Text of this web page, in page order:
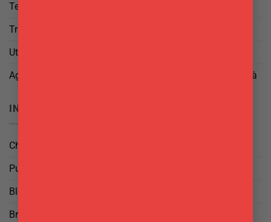
Termini e Condizioni
Trattamento dei Dati
Utilizzo di cookies
Aggiorna le tue preferenze di tracciamento della pubblicità
INFO
Chi Siamo
Punti Vendita
Blog
Brand